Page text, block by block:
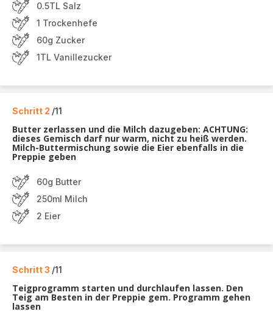
0.5TL Salz
1 Trockenhefe
60g Zucker
1TL Vanillezucker
Schritt 2 /11
Butter zerlassen und die Milch dazugeben: ACHTUNG:
dieses Gemisch darf nur warm, nicht zu heiß werden.
Milch-Buttermischung sowie die Eier ebenfalls in die
Preppie geben
60g Butter
250ml Milch
2 Eier
Schritt 3 /11
Teigprogramm starten und durchlaufen lassen. Den
Teig am Besten in der Preppie gem. Programm gehen
lassen